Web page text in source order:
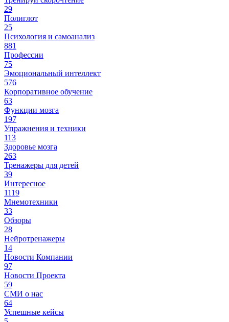
29
Полиглот
25
Психология и самоанализ
881
Профессии
75
Эмоциональный интеллект
576
Корпоративное обучение
63
Функции мозга
197
Упражнения и техники
113
Здоровье мозга
263
Тренажеры для детей
39
Интересное
1119
Мнемотехники
33
Обзоры
28
Нейротренажеры
14
Новости Компании
97
Новости Проекта
59
СМИ о нас
64
Успешные кейсы